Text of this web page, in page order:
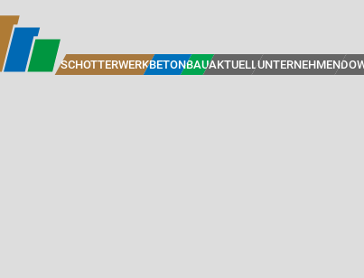
SCHOTTERWERKBETONBAUAKTUELLUNTERNEHMEN